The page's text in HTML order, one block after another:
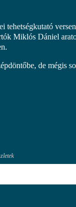
tehetségkutató
Miklós Dániel
de mégis